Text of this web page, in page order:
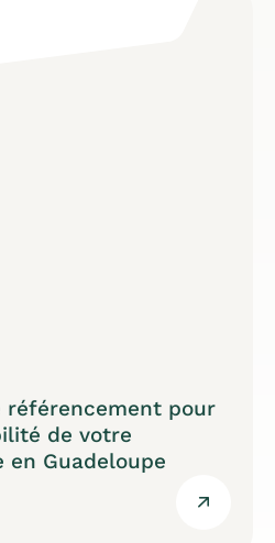
référencement pour
de votre
en Guadeloupe